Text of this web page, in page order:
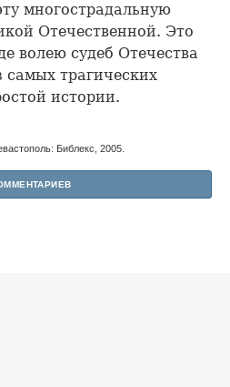
многострадальную
Отечественной. Это
волею судеб Отечества
самых трагических
истории.
Библекс, 2005.